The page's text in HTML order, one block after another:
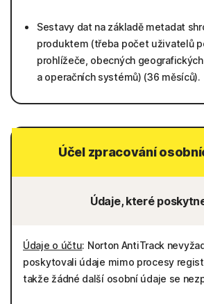
Sestavy dat na základě metadat
produktem (třeba počet uživatelů
prohlížeče, obecných
a operačních systémů) (36 měsíců).
Účel zpracování
Údaje, které
Údaje o účtu: Norton AntiTrack
poskytovali údaje mimo procesy
takže žádné další osobní údaje se